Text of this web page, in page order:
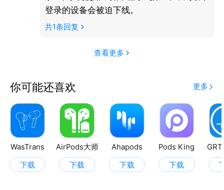
登录的设备会被迫下线。
共1条回复
查看更多
你可能还喜欢 更多
WasTrans
下载
AirPods大师
下载
Ahapods
下载
Pods King
下载